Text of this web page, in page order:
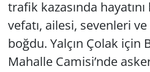
trafik kazasında hayatını
vefatı, ailesi, sevenleri
boğdu. Yalçın Çolak için
Mahalle Camisi’nde